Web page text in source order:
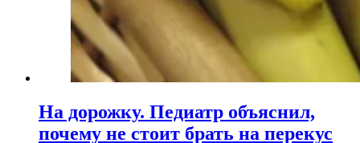
На дорожку. Педиатр объяснил,
почему не стоит брать на перекус